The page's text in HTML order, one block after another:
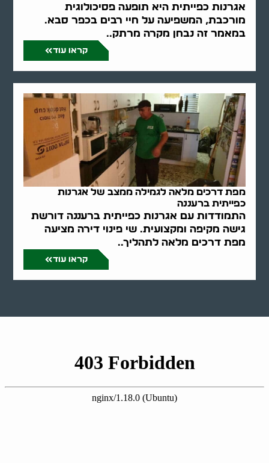
אגרנות כפייתית היא תופעה פסיכולוגית
מורכבת, המשפיעה על חיי רבים בכפר סבא.
במאמר זה נבחן מקרה מרתק..
קראו עוד
מפת דרכים מלאה לגמילה ממצב של אגרנות
כפייתית ברעננה
התמודדות עם אגרנות כפייתית ברעננה דורשת
גישה מקיפה ומקצועית. שי פינוי דירה מציעה
מפת דרכים מלאה לתהליך..
קראו עוד